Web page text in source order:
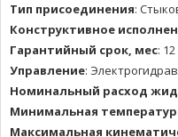
Тип присоединения:
Конструктивное
Гарантийный срок, мес: 12
Управление:
Номинальный расход
Минимальная
Максимальная